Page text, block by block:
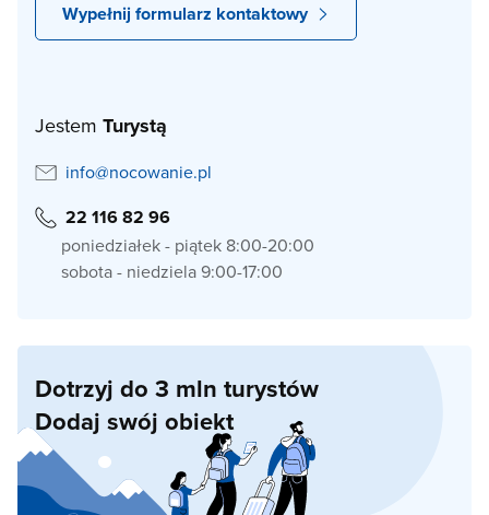
Wypełnij formularz kontaktowy
Jestem Turystą
info@nocowanie.pl
22 116 82 96
poniedziałek - piątek 8:00-20:00
sobota - niedziela 9:00-17:00
Dotrzyj do 3 mln turystów
Dodaj swój obiekt